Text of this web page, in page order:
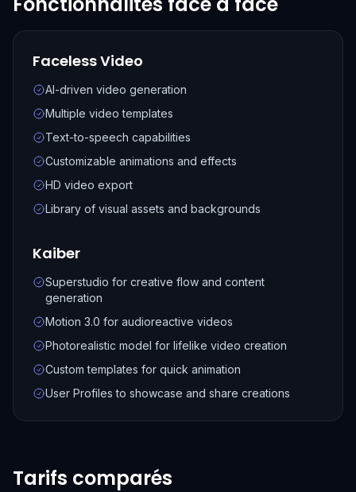
Faceless Video
AI-driven video generation
Multiple video templates
Text-to-speech capabilities
Customizable animations and effects
HD video export
Library of visual assets and backgrounds
Kaiber
Superstudio for creative flow and content
generation
Motion 3.0 for audioreactive videos
Photorealistic model for lifelike video creation
Custom templates for quick animation
User Profiles to showcase and share creations
Tarifs comparés